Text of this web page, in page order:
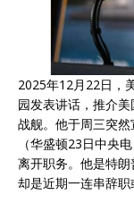
2025年12月22日，
园发表讲话，推介
战舰。他于周三突然
（华盛顿23日中央
离开职务。他是特
却是近期一连串辞职